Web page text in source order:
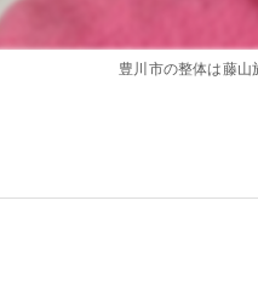
豊川市の整体は藤山